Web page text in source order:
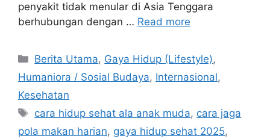
penyakit tidak menular di Asia Tenggara
berhubungan dengan … Read more
C
a
e
g
o
Berita Utama, Gaya Hidup (Lifestyle),
Humaniora / Sosial Budaya, Internasional,
Kesehatan
T
a
cara hidup sehat ala anak muda, cara jaga
pola makan harian, gaya hidup sehat 2025,